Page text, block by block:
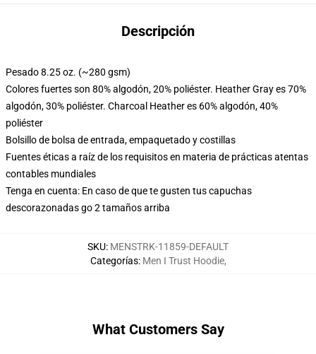
Descripción
Pesado 8.25 oz. (~280 gsm)
Colores fuertes son 80% algodón, 20% poliéster. Heather Gray es 70%
algodón, 30% poliéster. Charcoal Heather es 60% algodón, 40%
poliéster
Bolsillo de bolsa de entrada, empaquetado y costillas
Fuentes éticas a raíz de los requisitos en materia de prácticas atentas
contables mundiales
Tenga en cuenta: En caso de que te gusten tus capuchas
descorazonadas go 2 tamaños arriba
SKU: MENSTRK-11859-DEFAULT
Categorías: Men I Trust Hoodie,
What Customers Say